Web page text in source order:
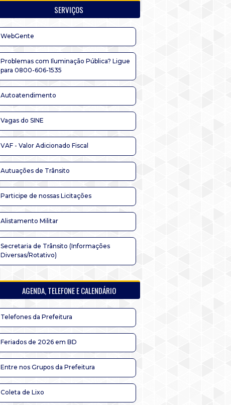
SERVIÇOS
WebGente
Problemas com Iluminação Pública? Ligue
para 0800-606-1535
Autoatendimento
Vagas do SINE
VAF - Valor Adicionado Fiscal
Autuações de Trânsito
Participe de nossas Licitações
Alistamento Militar
Secretaria de Trânsito (Informações
Diversas/Rotativo)
AGENDA, TELEFONE E CALENDÁRIO
Telefones da Prefeitura
Feriados de 2026 em BD
Entre nos Grupos da Prefeitura
Coleta de Lixo